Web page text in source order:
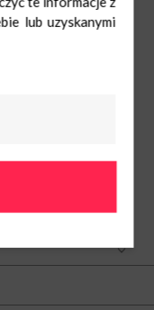
lub uzyskanymi